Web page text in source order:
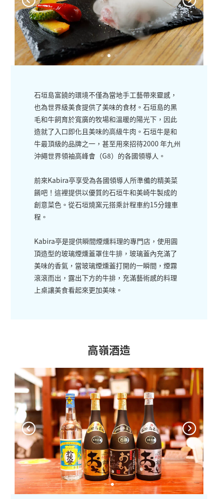
石垣島富饒的環境不僅為當地手工藝帶來靈感，
也為世界級美食提供了美味的食材。石垣島的黑
毛和牛飼育於寬廣的牧場和溫暖的陽光下，因此
造就了入口即化且美味的高級牛肉。石垣牛是和
牛最頂級的品牌之一，甚至用來招待2000 年九州
沖繩世界領袖高峰會（G8）的各國領導人。
前來Kabira亭享受為各國領導人所準備的精美菜
餚吧！這裡提供以優質的石垣牛和美崎牛製成的
創意菜色。從石垣燒窯元搭乘計程車約15分鐘車
程。
Kabira亭是提供瞬間煙燻料理的專門店，使用圓
頂造型的玻璃煙燻蓋罩住牛排，玻璃蓋內充滿了
美味的香氣，當玻璃煙燻蓋打開的一瞬間，煙霧
滾滾而出，露出下方的牛排，充滿藝術感的料理
上桌讓美食看起來更加美味。
高嶺酒造